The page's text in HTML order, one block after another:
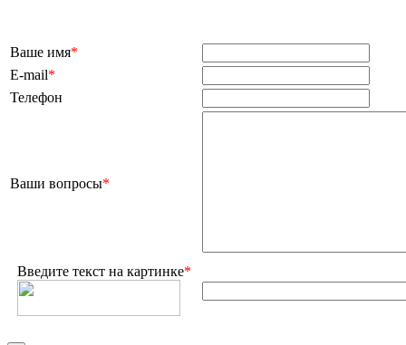
Ваше имя*
E-mail*
Телефон
Ваши вопросы*
Введите текст на картинке*